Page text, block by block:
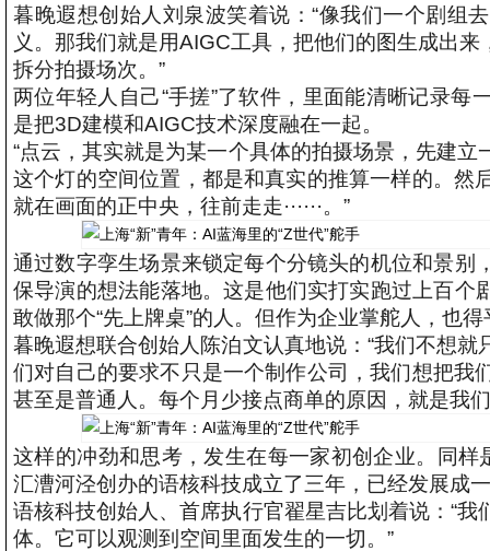
暮晚遐想创始人刘泉波笑着说：“像我们一个剧组
义。那我们就是用AIGC工具，把他们的图生成出
拆分拍摄场次。”
两位年轻人自己“手搓”了软件，里面能清晰记录
是把3D建模和AIGC技术深度融在一起。
“点云，其实就是为某一个具体的拍摄场景，先建
这个灯的空间位置，都是和真实的推算一样的。然
就在画面的正中央，往前走走······。”
通过数字孪生场景来锁定每个分镜头的机位和景别
保导演的想法能落地。这是他们实打实跑过上百个
敢做那个“先上牌桌”的人。但作为企业掌舵人，也
暮晚遐想联合创始人陈泊文认真地说：“我们不想
们对自己的要求不只是一个制作公司，我们想把我
甚至是普通人。每个月少接点商单的原因，就是我
这样的冲劲和思考，发生在每一家初创企业。同样
汇漕河泾创办的语核科技成立了三年，已经发展成
语核科技创始人、首席执行官翟星吉比划着说：“
体。它可以观测到空间里面发生的一切。”